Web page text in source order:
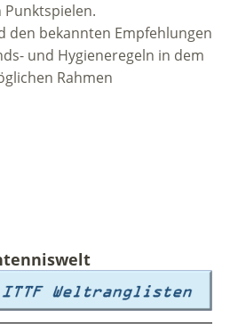
den bekannten Empfehlungen
und Hygieneregeln in dem
Rahmen